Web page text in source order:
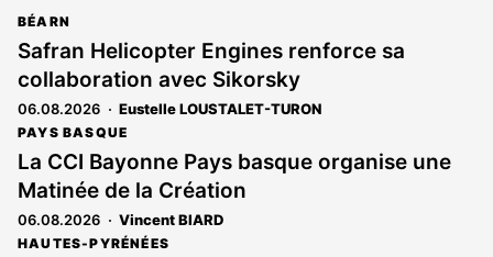
BÉARN
Safran Helicopter Engines renforce sa
collaboration avec Sikorsky
06.08.2026 Eustelle LOUSTALET-TURON
PAYS BASQUE
La CCI Bayonne Pays basque organise une
Matinée de la Création
06.08.2026 Vincent BIARD
HAUTES-PYRÉNÉES